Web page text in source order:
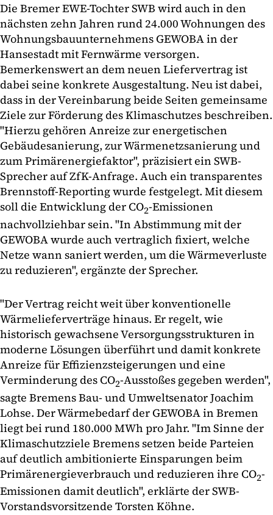
Die Bremer EWE-Tochter SWB wird auch in den
nächsten zehn Jahren rund 24.000 Wohnungen des
Wohnungsbauunternehmens GEWOBA in der
Hansestadt mit Fernwärme versorgen.
Bemerkenswert an dem neuen Liefervertrag ist
dabei seine konkrete Ausgestaltung. Neu ist dabei,
dass in der Vereinbarung beide Seiten gemeinsame
Ziele zur Förderung des Klimaschutzes beschreiben.
"Hierzu gehören Anreize zur energetischen
Gebäudesanierung, zur Wärmenetzsanierung und
zum Primärenergiefaktor", präzisiert ein SWB-
Sprecher auf ZfK-Anfrage. Auch ein transparentes
Brennstoff-Reporting wurde festgelegt. Mit diesem
soll die Entwicklung der CO2-Emissionen
nachvollziehbar sein. "In Abstimmung mit der
GEWOBA wurde auch vertraglich fixiert, welche
Netze wann saniert werden, um die Wärmeverluste
zu reduzieren", ergänzte der Sprecher.
"Der Vertrag reicht weit über konventionelle
Wärmelieferverträge hinaus. Er regelt, wie
historisch gewachsene Versorgungsstrukturen in
moderne Lösungen überführt und damit konkrete
Anreize für Effizienzsteigerungen und eine
Verminderung des CO2-Ausstoßes gegeben werden",
sagte Bremens Bau- und Umweltsenator Joachim
Lohse. Der Wärmebedarf der GEWOBA in Bremen
liegt bei rund 180.000 MWh pro Jahr. "Im Sinne der
Klimaschutzziele Bremens setzen beide Parteien
auf deutlich ambitionierte Einsparungen beim
Primärenergieverbrauch und reduzieren ihre CO2-
Emissionen damit deutlich", erklärte der SWB-
Vorstandsvorsitzende Torsten Köhne.